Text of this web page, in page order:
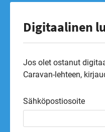
Digitaalinen
Jos olet ostanut
Caravan-lehteen,
Sähköpostiosoite